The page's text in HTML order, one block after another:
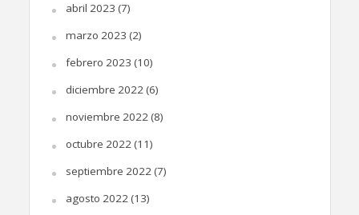
abril 2023 (7)
marzo 2023 (2)
febrero 2023 (10)
diciembre 2022(6)
noviembre 2022(8)
octubre 2022(11)
septiembre 2022(7)
agosto 2022(13)